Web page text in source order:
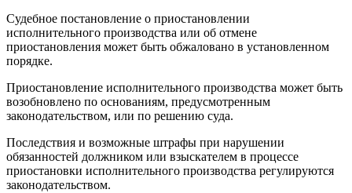
Судебное постановление о приостановлении
исполнительного производства или об отмене
приостановления может быть обжаловано в установленном
порядке.
Приостановление исполнительного производства может быть
возобновлено по основаниям, предусмотренным
законодательством, или по решению суда.
Последствия и возможные штрафы при нарушении
обязанностей должником или взыскателем в процессе
приостановки исполнительного производства регулируются
законодательством.